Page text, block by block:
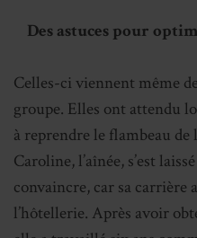
Des astuces pour
Celles-ci viennent même
groupe. Elles ont attendu
à reprendre le flambeau
Caroline, l’aînée, s’est
convaincre, car sa carrière
l’hôtellerie. Après avoir